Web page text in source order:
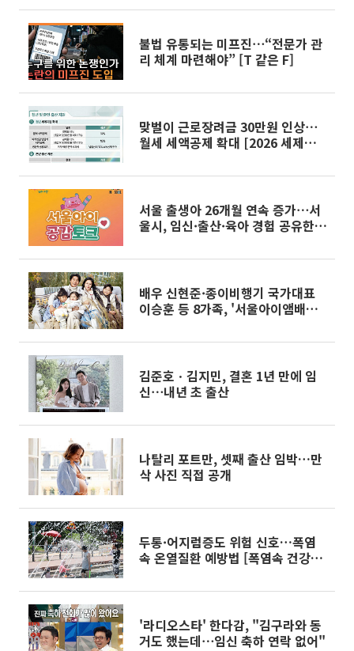
불법 유통되는 미프진⋯“전문가 관
리 체계 마련해야” [T 같은 F]
맞벌이 근로장려금 30만원 인상⋯
월세 세액공제 확대 [2026 세제개
서울 출생아 26개월 연속 증가⋯서
울시, 임신·출산·육아 경험 공유한
배우 신현준·종이비행기 국가대표
이승훈 등 8가족, '서울아이앰배서
김준호ㆍ김지민, 결혼 1년 만에 임
신⋯내년 초 출산
나탈리 포트만, 셋째 출산 임박…만
삭 사진 직접 공개
두통·어지럼증도 위험 신호…폭염
속 온열질환 예방법 [폭염속 건강관
'라디오스타' 한다감, "김구라와 동
거도 했는데⋯임신 축하 연락 없어"